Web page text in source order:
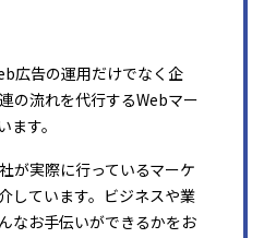
広告の運用だけでなく企
の流れを代行するWebマー
す。
が実際に行っているマーケ
しています。ビジネスや業
なお手伝いができるかをお